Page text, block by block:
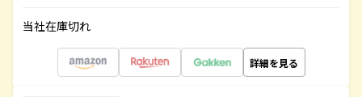
当社在庫切れ
詳細を見る